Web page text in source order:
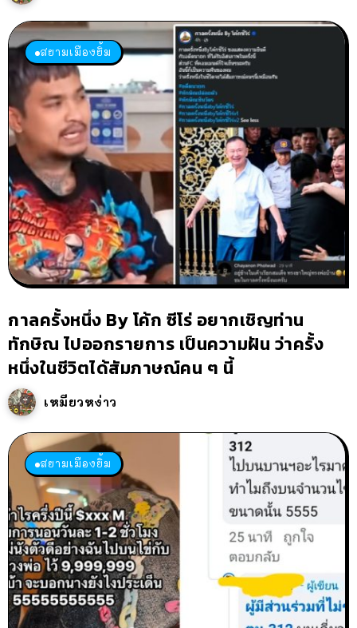
สยามเมืองยิ้ม
กาลครั้งหนึ่ง By โค้ก ซีโร่ อยากเชิญท่าน
ทักษิณ ไปออกรายการ เป็นความฝัน ว่าครั้ง
หนึ่งในชีวิตได้สัมภาษณ์คน ๆ นี้
เหมียวหง่าว
สยามเมืองยิ้ม